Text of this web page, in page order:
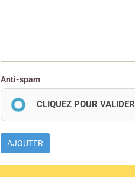
Anti-spam
CLIQUEZ POUR VALIDER
AJOUTER